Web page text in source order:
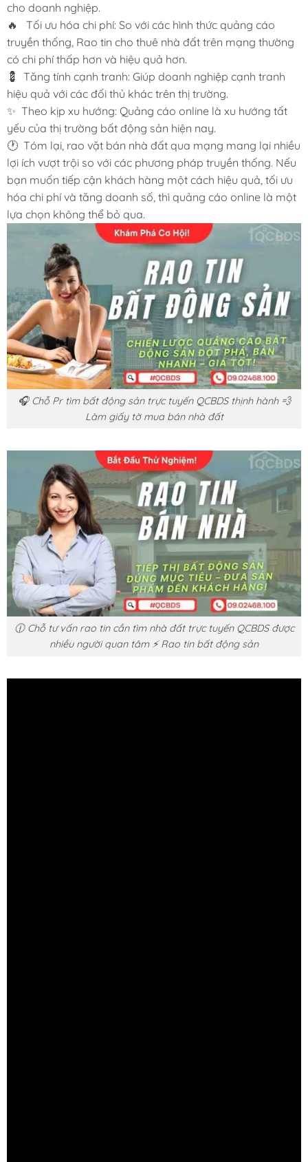
cho doanh nghiệp.
🔥 Tối ưu hóa chi phí: So với các hình thức quảng cáo
truyền thống, Rao tin cho thuê nhà đất trên mạng thường
có chi phí thấp hơn và hiệu quả hơn.
💈 Tăng tính cạnh tranh: Giúp doanh nghiệp cạnh tranh
hiệu quả với các đối thủ khác trên thị trường.
✨ Theo kịp xu hướng: Quảng cáo online là xu hướng tất
yếu của thị trường bất động sản hiện nay.
🕐 Tóm lại, rao vặt bán nhà đất qua mạng mang lại nhiều
lợi ích vượt trội so với các phương pháp truyền thống. Nếu
bạn muốn tiếp cận khách hàng một cách hiệu quả, tối ưu
hóa chi phí và tăng doanh số, thì quảng cáo online là một
lựa chọn không thể bỏ qua.
🎧 Chỗ Pr tìm bất động sản trực tuyến QCBDS thịnh hành 💨
Làm giấy tờ mua bán nhà đất
🕧 Chỗ tư vấn rao tin cần tìm nhà đất trực tuyến QCBDS được
nhiều người quan tâm ⚡ Rao tin bất động sản